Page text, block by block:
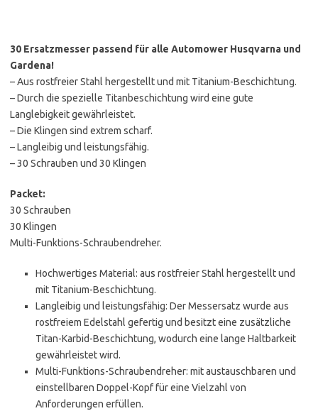
30 Ersatzmesser passend für alle Automower Husqvarna und
Gardena!
– Aus rostfreier Stahl hergestellt und mit Titanium-Beschichtung.
– Durch die spezielle Titanbeschichtung wird eine gute
Langlebigkeit gewährleistet.
– Die Klingen sind extrem scharf.
– Langleibig und leistungsfähig.
– 30 Schrauben und 30 Klingen
Packet:
30 Schrauben
30 Klingen
Multi-Funktions-Schraubendreher.
Hochwertiges Material: aus rostfreier Stahl hergestellt und
mit Titanium-Beschichtung.
Langleibig und leistungsfähig: Der Messersatz wurde aus
rostfreiem Edelstahl gefertig und besitzt eine zusätzliche
Titan-Karbid-Beschichtung, wodurch eine lange Haltbarkeit
gewährleistet wird.
Multi-Funktions-Schraubendreher: mit austauschbaren und
einstellbaren Doppel-Kopf für eine Vielzahl von
Anforderungen erfüllen.